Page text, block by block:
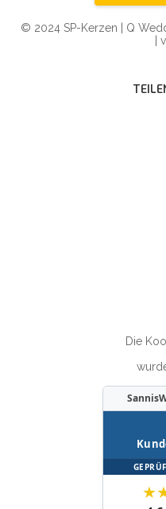
© 2024 SP-Kerzen | Q
|
Die
★